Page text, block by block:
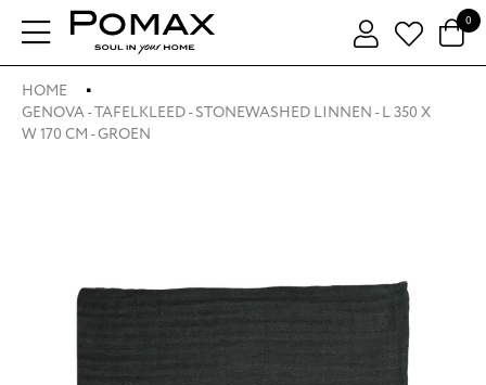
0
HOME
GENOVA - TAFELKLEED - STONEWASHED LINNEN - L 350 X
W 170 CM - GROEN